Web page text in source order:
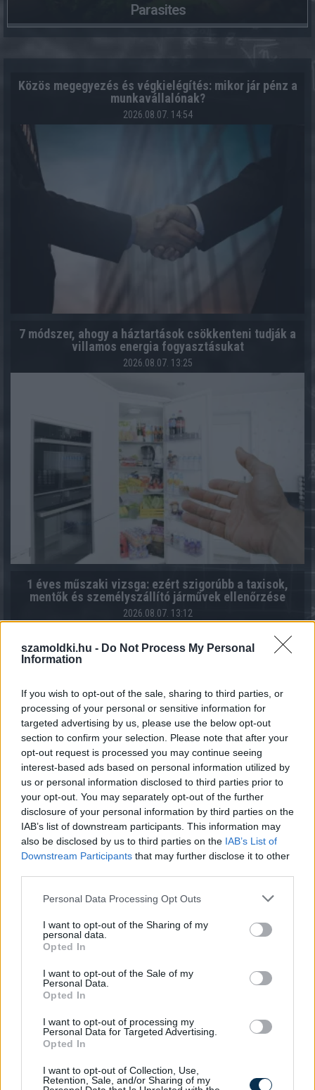
szamoldki.hu - Do Not Process My Personal
Information
If you wish to opt-out of the sale, sharing to third parties, or
processing of your personal or sensitive information for
targeted advertising by us, please use the below opt-out
section to confirm your selection. Please note that after your
opt-out request is processed you may continue seeing
interest-based ads based on personal information utilized by
us or personal information disclosed to third parties prior to
your opt-out. You may separately opt-out of the further
disclosure of your personal information by third parties on the
IAB’s list of downstream participants. This information may
also be disclosed by us to third parties on the IAB’s List of
Downstream Participants that may further disclose it to other
Please note that this website/app uses one or more Google
not limited to your visit or usage behaviour. You may click to
grant or deny consent to Google and its third-party tags to
use your data for below specified purposes in below Google
consent section.
Personal Data Processing Opt Outs
I want to opt-out of the Sharing of my
personal data.
Opted In
I want to opt-out of the Sale of my
Personal Data.
Opted In
I want to opt-out of processing my
Personal Data for Targeted Advertising.
Opted In
I want to opt-out of Collection, Use,
Retention, Sale, and/or Sharing of my
Parasites
Közös megegyezés és végkielégítés: mikor jár pénz a
munkavállalónak?
2026.08.07. 14:54
7 módszer, ahogy a háztartások csökkenteni tudják a
villamos energia fogyasztásukat
2026.08.07. 13:25
1 éves műszaki vizsga: ezért szigorúbb a taxisok,
mentők és személyszállító járművek ellenőrzése
2026.08.07. 13:12
Fenntarthatóbb nyaralás külföldön: hét egyszerű
szokás, amellyel a magyar utazók csökkenthetik
környezeti lábnyomukat